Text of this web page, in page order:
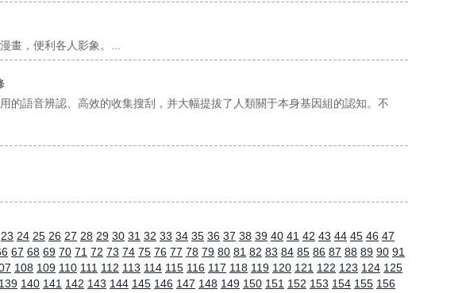
畫，便利各人影象。...
的語音辨認、高效的收集搜刮，并大幅提拔了人類關于本身基因組的認知。不
23 24 25 26 27 28 29 30 31 32 33 34 35 36 37 38 39 40 41 42 43 44 45 46 47
67 68 69 70 71 72 73 74 75 76 77 78 79 80 81 82 83 84 85 86 87 88 89 90 91
108 109 110 111 112 113 114 115 116 117 118 119 120 121 122 123 124 125
139 140 141 142 143 144 145 146 147 148 149 150 151 152 153 154 155 156